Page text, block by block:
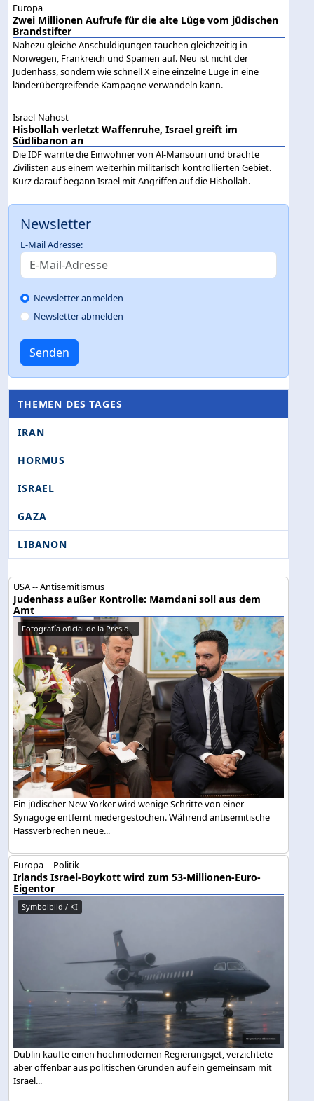
Europa
Zwei Millionen Aufrufe für die alte Lüge vom jüdischen
Brandstifter
Nahezu gleiche Anschuldigungen tauchen gleichzeitig in
Norwegen, Frankreich und Spanien auf. Neu ist nicht der
Judenhass, sondern wie schnell X eine einzelne Lüge in eine
länderübergreifende Kampagne verwandeln kann.
Israel-Nahost
Hisbollah verletzt Waffenruhe, Israel greift im
Südlibanon an
Die IDF warnte die Einwohner von Al-Mansouri und brachte
Zivilisten aus einem weiterhin militärisch kontrollierten Gebiet.
Kurz darauf begann Israel mit Angriffen auf die Hisbollah.
Newsletter
E-Mail Adresse:
Newsletter anmelden
Newsletter abmelden
Senden
THEMEN DES TAGES
IRAN
HORMUS
ISRAEL
GAZA
LIBANON
USA -- Antisemitismus
Judenhass außer Kontrolle: Mamdani soll aus dem
Amt
Fotografía oficial de la Presid...
Ein jüdischer New Yorker wird wenige Schritte von einer
Synagoge entfernt niedergestochen. Während antisemitische
Hassverbrechen neue...
Europa -- Politik
Irlands Israel-Boykott wird zum 53-Millionen-Euro-
Eigentor
Symbolbild / KI
Dublin kaufte einen hochmodernen Regierungsjet, verzichtete
aber offenbar aus politischen Gründen auf ein gemeinsam mit
Israel...